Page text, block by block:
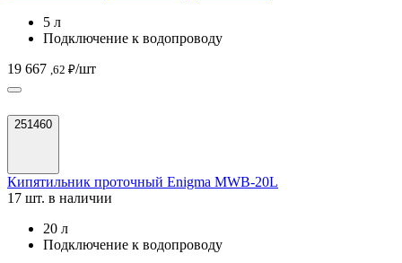
5 л
Подключение к водопроводу
19 667 ,62 ₽/шт
251460
Кипятильник проточный Enigma MWB-20L
17 шт. в наличии
20 л
Подключение к водопроводу